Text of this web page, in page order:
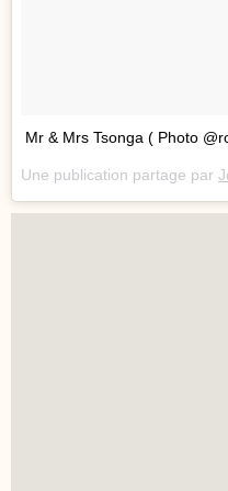
Mr & Mrs Tsonga ( Photo
Une publication partage par